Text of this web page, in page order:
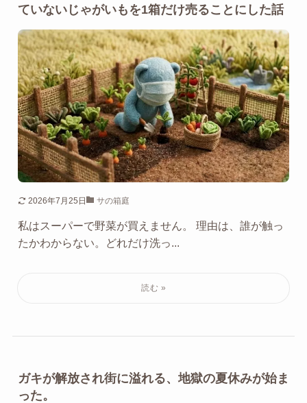
ていないじゃがいもを1箱だけ売ることにした話
2026年7月25日 サの箱庭
私はスーパーで野菜が買えません。 理由は、誰が触っ
たかわからない。どれだけ洗っ...
ガキが解放され街に溢れる、地獄の夏休みが始ま
った。